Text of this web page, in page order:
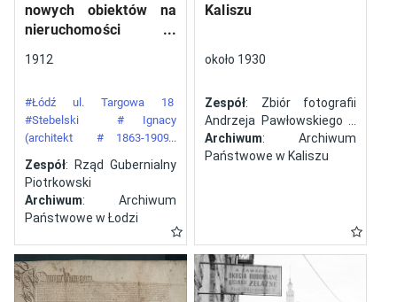
nowych obiektów na
nieruchomości
numerem 34 przy ulicy
Łodzi]
1912
#Łódź ul. Targowa 18
#Stebelski
# Ignacy
(architekt
# 1863-1909)
Zespół: Rząd Gubernialny
Piotrkowski
Archiwum: Archiwum
Państwowe w Łodzi
Kaliszu
około 1930
Zespół: Zbiór fotografii
Andrzeja Pawłowskiego z
Kalisza
Archiwum: Archiwum
Państwowe w Kaliszu